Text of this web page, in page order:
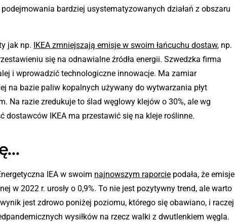
bardziej usystematyzowanych działań z obszaru
jak np. IKEA zmniejszają emisje w swoim łańcuchu dostaw, np.
się na odnawialne źródła energii. Szwedzka firma
i wprowadzić technologiczne innowacje. Ma zamiar
na bazie paliw kopalnych używany do wytwarzania płyt
Na razie zredukuje to ślad węglowy klejów o 30%, ale wg
dostawców IKEA ma przestawić się na kleje roślinne.
IEA w swoim najnowszym raporcie podała, że emisje
w 2022 r. urosły o 0,9%. To nie jest pozytywny trend, ale warto
jest zdrowo poniżej poziomu, którego się obawiano, i raczej
wysiłków na rzecz walki z dwutlenkiem węgla.